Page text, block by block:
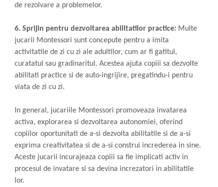
de rezolvare a problemelor.
6. Sprijin pentru dezvoltarea abilitatilor practice: Multe
jucarii Montessori sunt concepute pentru a imita
activitatile de zi cu zi ale adultilor, cum ar fi gatitul,
curatatul sau gradinaritul. Acestea ajuta copiii sa dezvolte
abilitati practice si de auto-ingrijire, pregatindu-i pentru
viata de zi cu zi.
In general, jucariile Montessori promoveaza invatarea
activa, explorarea si dezvoltarea autonomiei, oferind
copiilor oportunitati de a-si dezvolta abilitatile si de a-si
exprima creativitatea si de a-si construi increderea in sine.
Aceste jucarii incurajeaza copiii sa fie implicati activ in
procesul de invatare si sa devina increzatori in abilitatile
lor.